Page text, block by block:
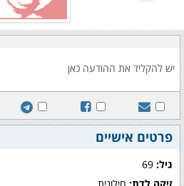
פרטים אישיים
גיל:
זיקה לדת: חילונית